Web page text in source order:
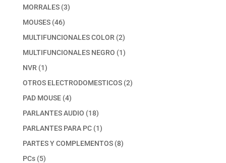
MORRALES 33
MOUSES 4646
productos
MULTIFUNCIONALES COLOR 22
productos
MULTIFUNCIONALES NEGRO 11
NVR 11
producto
OTROS ELECTRODOMESTICOS 22
PAD MOUSE 44
productos
PARLANTES AUDIO 1818
productos
PARLANTES PARA PC 11
producto
PARTES Y COMPLEMENTOS 88
PCs 55